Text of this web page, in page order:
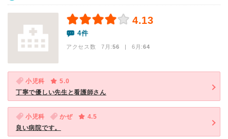
4.13
4件
アクセス数 7月:56 | 6月:64
小児科
5.0
丁寧で優しい先生と看護師さん
小児科 かぜ
4.5
良い病院です。